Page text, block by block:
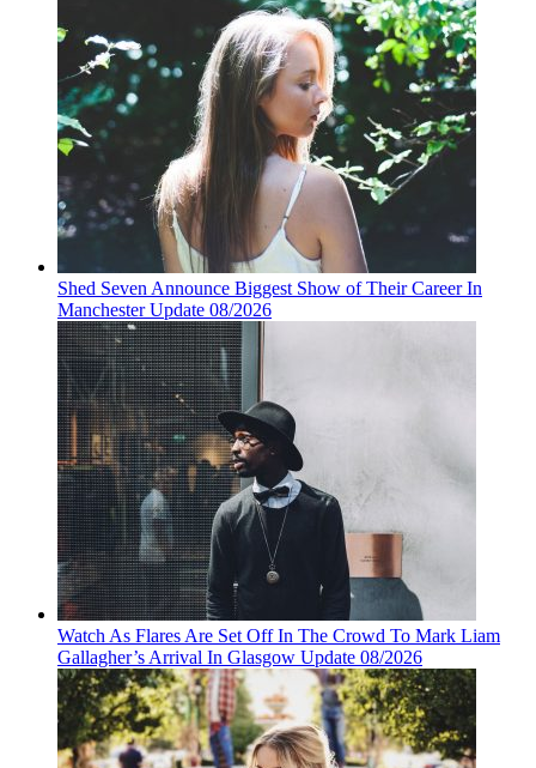
Shed Seven Announce Biggest Show of Their Career In
Manchester Update 08/2026
Watch As Flares Are Set Off In The Crowd To Mark Liam
Gallagher’s Arrival In Glasgow Update 08/2026